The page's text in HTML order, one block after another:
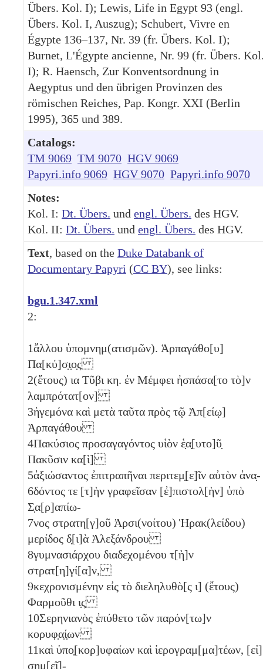
Übers. Kol. I); Lewis, Life in Egypt 93 (engl.
Übers. Kol. I, Auszug); Schubert, Vivre en
Égypte 136–137, Nr. 39 (fr. Übers. Kol. I);
Burnet, L'Égypte ancienne, Nr. 99 (fr. Übers.
I); R. Haensch, Zur Konventsordnung in
Aegyptus und den übrigen Provinzen des
römischen Reiches, Pap. Kongr. XXI (Berlin
1995), 365 und 389.
Catalogs:
TM 9069 TM 9070 HGV 9069
Papyri.info 9069 HGV 9070 Papyri.info 9070
Notes:
Kol. I: Dt. Übers. und engl. Übers. des HGV.
Kol. II: Dt. Übers. und engl. Übers. des HGV.
Text, based on the Duke Databank of
Documentary Papyri (CC BY), see links:
bgu.1.347.xml
2:
1ἄλλου ὑπομνημ(ατισμῶν). Ἁρπαγάθο[υ]
Πα[κύ]σ̣ι̣ο̣ς
2(ἔτους) ια Τῦβι κη. ἐν Μέμφει ἠσπάσα[το τὸ]ν
λαμπρότατ[ον]
3ἡγεμόνα καὶ μετὰ ταῦτα πρὸς τῷ Ἀπ[είῳ]
Ἁρπαγάθου
4Πακύσιος προσαγαγόντος υἱὸν ἑ̣α̣[υτο]ῦ̣
Πακῦσιν κα[ὶ]
5ἀξιώσαντος ἐπιτραπῆναι περιτεμ̣[ε]ῖν αὐτὸν ἀνα̣-
6δόντος τε [τ]ὴν γραφεῖσαν [ἐ]πιστολ[ὴν] ὑπὸ
Σ̣α[ρ]απίω-
7νος στρατη[γ]οῦ Ἀρσι(νοίτου) Ἡρακ(λείδου)
μερίδος δ̣[ι]ὰ Ἀλεξάνδρου
8γυμνασιάρχου διαδεχομένου τ[ὴ]ν
στρατ[η]γί[α]ν,
9κεχρονισμένην εἰς τὸ διεληλυθὸ[ς ι] (ἔτους)
Φαρμοῦθι ι̣ϛ̣
10Σερηνιανὸς ἐπύθετο τῶν παρόν[τω]ν
κορυφ̣α̣ί̣ων
11καὶ ὑπο̣[κορ]υφαίων καὶ ἱερογραμ[μα]τέων, [εἰ]
σημ[εῖ]-